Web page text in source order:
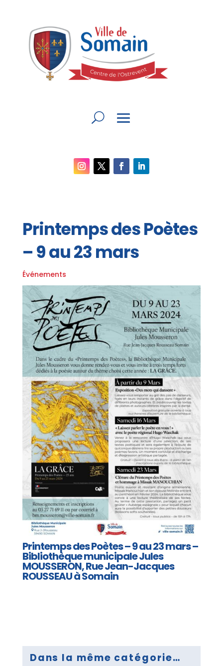
Printemps des Poètes
– 9 au 23 mars
Événements
Printemps des Poètes – 9 au 23 mars –
Bibliothèque municipale Jules
MOUSSERON, Rue Jean-Jacques
ROUSSEAU à Somain
Dans la même catégorie…